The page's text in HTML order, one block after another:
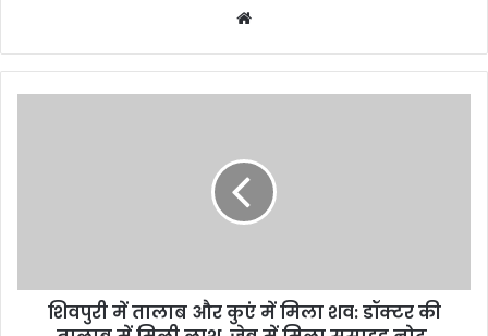
डॉक्टर
शिवपुरी में तालाब और कुएं में मिला शव: डॉक्टर की